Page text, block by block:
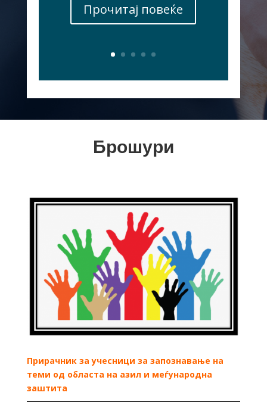
Прочитај повеќе
Брошури
Прирачник за учесници за запознавање на
теми од областа на азил и меѓународна
заштита